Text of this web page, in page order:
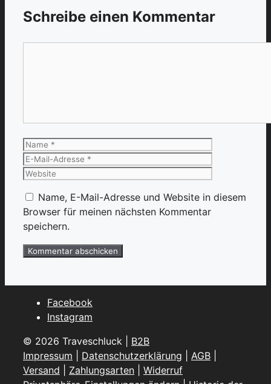
Schreibe einen Kommentar
Name
Name, E-Mail-Adresse und Website in diesem
Browser für meinen nächsten Kommentar
speichern.
Facebook
Instagram
© 2026 Traveschluck | B2B
Impressum
Datenschutzerklärung AGB
Versand
Zahlungsarten
Widerruf